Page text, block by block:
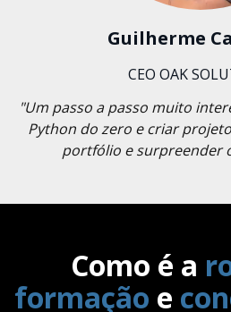
Guilherme
CEO OAK
"Um passo a passo muito
Python do zero e criar
portfólio e surpreender
Como é a
formação e